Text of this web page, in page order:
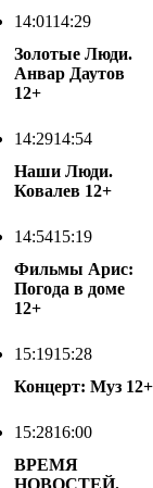
14:0114:29
Золотые Люди.
Анвар Даутов
12+
14:2914:54
Наши Люди.
Ковалев 12+
14:5415:19
Фильмы Арис:
Погода в доме
12+
15:1915:28
Концерт: Муз 12+
15:2816:00
ВРЕМЯ
НОВОСТЕЙ.